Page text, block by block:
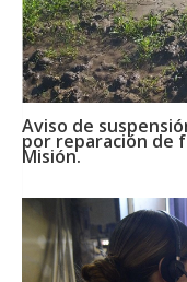
Aviso de
por reparación de
Misión.